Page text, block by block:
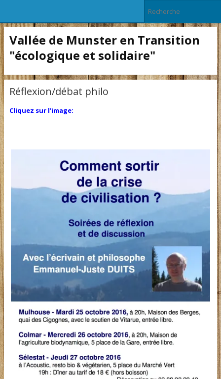
Vallée de Munster en Transition
"écologique et solidaire"
Réflexion/débat philo
Cliquez sur l’image: